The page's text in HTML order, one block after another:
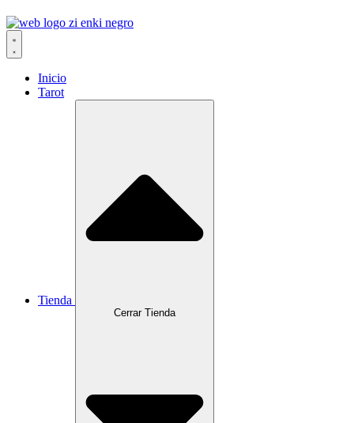
Inicio
Tarot
Tienda
Cerrar Tienda